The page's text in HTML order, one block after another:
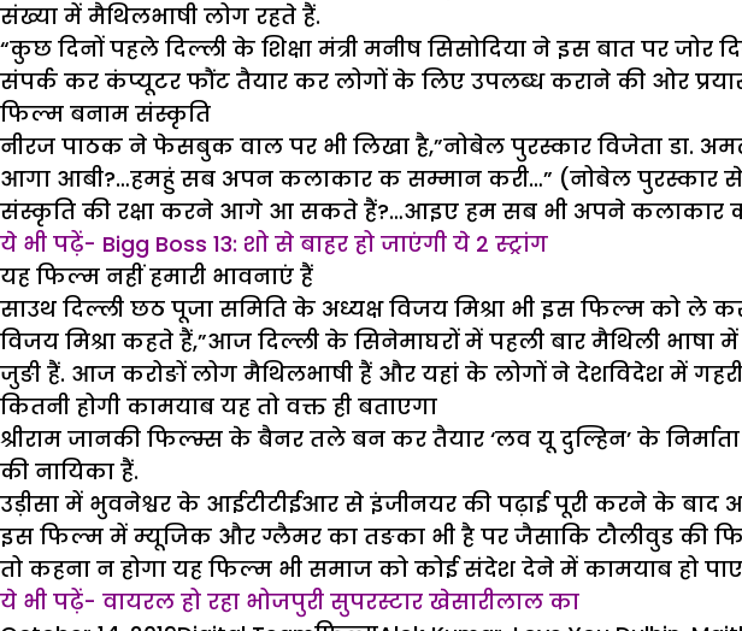
संख्या में मैथिलभाषी लोग रहते हैं.
“कुछ दिनों पहले दिल्ली के शिक्षा मंत्री मनीष सिसोदिया ने इस बात पर
संपर्क कर कंप्यूटर फौंट तैयार कर लोगों के लिए उपलब्ध कराने की ओर
फिल्म बनाम संस्कृति
नीरज पाठक ने फेसबुक वाल पर भी लिखा है,”नोबेल पुरस्कार विजेता डा.
आगा आबी?…हमहुं सब अपन कलाकार क सम्मान करी…” (नोबेल पुरस्कार से
संस्कृति की रक्षा करने आगे आ सकते हैं?…आइए हम सब भी अपने कलाकार को
ये भी पढ़ें- Bigg Boss 13: शो से बाहर हो जाएंगी ये 2 स्ट्रांग
यह फिल्म नहीं हमारी भावनाएं हैं
साउथ दिल्ली छठ पूजा समिति के अध्यक्ष विजय मिश्रा भी इस फिल्म को
विजय मिश्रा कहते हैं,”आज दिल्ली के सिनेमाघरों में पहली बार मैथिली भाषा
जुङी हैं. आज करोङों लोग मैथिलभाषी हैं और यहां के लोगों ने देशविदेश में
कितनी होगी कामयाब यह तो वक्त ही बताएगा
श्रीराम जानकी फिल्म्स के बैनर तले बन कर तैयार ‘लव यू दुल्हिन’ के
की नायिका हैं.
उड़ीसा में भुवनेश्वर के आईटीटीईआर से इंजीनयर की पढ़ाई पूरी करने के बाद
इस फिल्म में म्यूजिक और ग्लैमर का तङका भी है पर जैसाकि टौलीवुड की
तो कहना न होगा यह फिल्म भी समाज को कोई संदेश देने में कामयाब हो
ये भी पढ़ें- वायरल हो रहा भोजपुरी सुपरस्टार खेसारीलाल का